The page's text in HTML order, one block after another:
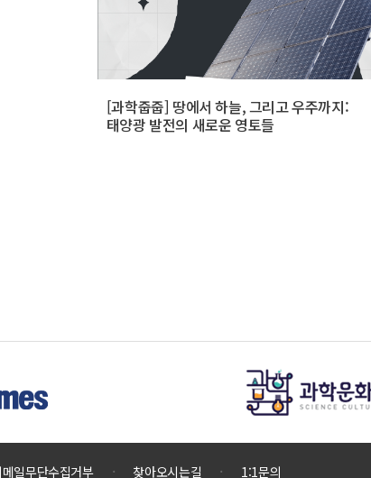
[과학줍줍] 땅에서 하늘, 그리고 우주까지:
태양광 발전의 새로운 영토들
메일무단수집거부 찾아오시는길 1:1문의